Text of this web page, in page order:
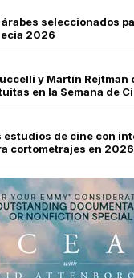
seleccionados
2026
y Martín Rejtman
en la Semana de
estudios de cine con
cortometrajes en 2026